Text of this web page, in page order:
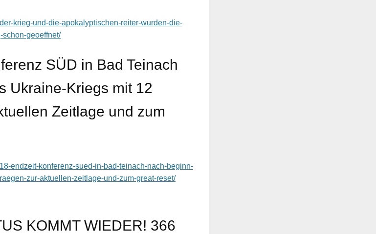
krieg-und-die-apokalyptischen-reiter-wurden-die-
geoeffnet/
SÜD in Bad Teinach
Ukraine-Kriegs mit 12
Zeitlage und zum
endzeit-konferenz-sued-in-bad-teinach-nach-beginn-
zur-aktuellen-zeitlage-und-zum-great-reset/
KOMMT WIEDER! 366